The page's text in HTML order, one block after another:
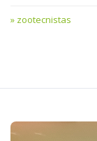
zootecnistas